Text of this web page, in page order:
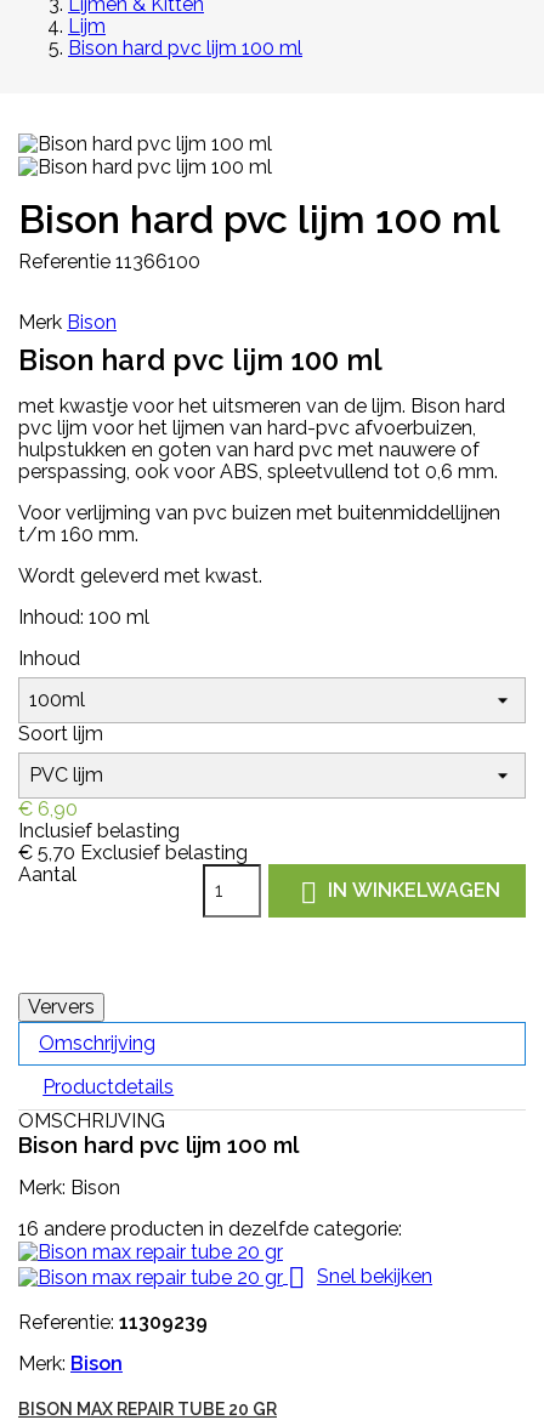
Lijm
Bison hard pvc lijm 100 ml
Bison hard pvc lijm 100 ml
Referentie 11366100
Merk Bison
Bison hard pvc lijm 100 ml
met kwastje voor het uitsmeren van de lijm. Bison hard
pvc lijm voor het lijmen van hard-pvc afvoerbuizen,
hulpstukken en goten van hard pvc met nauwere of
perspassing, ook voor ABS, spleetvullend tot 0,6 mm.
Voor verlijming van pvc buizen met buitenmiddellijnen
t/m 160 mm.
Wordt geleverd met kwast.
Inhoud: 100 ml
Inhoud
Soort lijm
€ 6,90
Inclusief belasting
€ 5,70 Exclusief belasting
Aantal
 IN WINKELWAGEN
Omschrijving
Productdetails
OMSCHRIJVING
Bison hard pvc lijm 100 ml
Merk: Bison
16 andere producten in dezelfde categorie:
 Snel bekijken
Referentie: 11309239
Merk: Bison
BISON MAX REPAIR TUBE 20 GR